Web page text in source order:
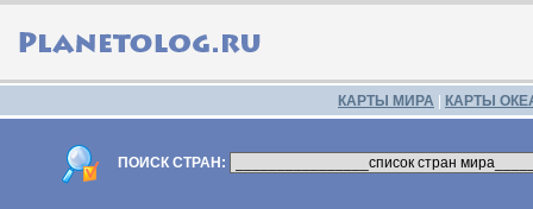
КАРТЫ МИРА КАРТЫ
ПОИСК СТРАН: